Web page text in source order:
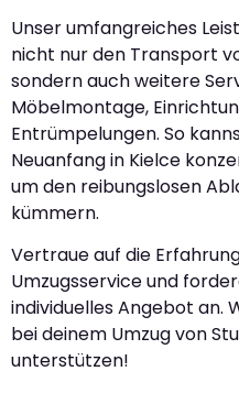
Unser umfangreiches
nicht nur den Transport
sondern auch weitere
Möbelmontage,
Entrümpelungen. So
Neuanfang in Kielce
um den reibungslosen
kümmern.
Vertraue auf die
Umzugsservice und
individuelles Angebot an.
bei deinem Umzug von
unterstützen!